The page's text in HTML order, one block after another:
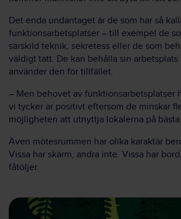
Det enda undantaget är de som har så
funktionsarbetsplatser – till exempel de
särskild teknik, sekretess eller de som
väldigt tätt. De kan behålla sin
använder den för tillfället.
– Men behovet av funktionsarbetsplatser
vi tycker är positivt eftersom de minskar
möjligheten att utnyttja lokalerna på bästa
Även mötesrummen har olika karaktär
Vissa har skärm, andra inte. Vissa har
fåtöljer.